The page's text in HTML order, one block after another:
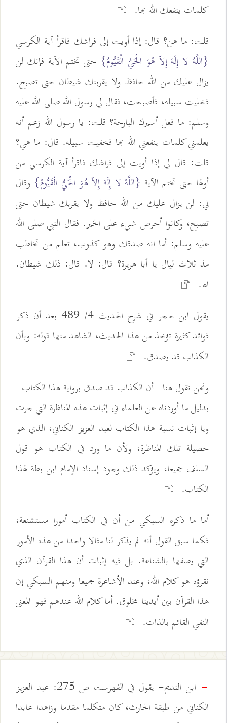
كلمات ينفعك الله بها.
قلت: ما هن؟ قال: إذا أويت إلى فراشك فاقرأ آية الكرسي
{اللَّهُ لا إِلَهَ إِلاّ هُوَ الْحَيُّ الْقَيُّومُ} حتى تختم الآية فإنك لن
يزال عليك من الله حافظ ولا يقربنك شيطان حتى تصبح.
فخليت سبيله، فأصبحت، فقال لي رسول الله صلى الله عليه
وسلم: ما فعل أسيرك البارحة؟ قلت: يا رسول الله زعم أنه
يعلمني كلمات ينفعني الله بها فخفيت سبيله. قال: ما هي؟
قلت: قال لي إذا أويت إلى فراشك فاقرأ آية الكرسي من
أولها حتى تختم الآية {اللَّهُ لا إِلَهَ إِلاّ هُوَ الْحَيُّ الْقَيُّومُ} وقال
لي: لن يزال عليك من الله حافظ ولا يقربك شيطان حتى
تصبح، وكانوا أحرص شيء على الخير. فقال النبي صلى الله
عليه وسلم: أما انه صدقك وهو كذوب، تعلم من تخاطب
مذ ثلاث ليال يا أبا هريرة؟ قال: لا. قال: ذلك شيطان.
اهـ.
يقول ابن حجر في شرح الحديث 4/ 489 بعد أن ذكر
فوائد كثيرة تؤخذ من هذا الحديث، الشاهد منها قوله: وبأن
الكذاب قد يصدق.
ونحن نقول هنا- أن الكذاب قد صدق برواية هذا الكتاب-
بدليل ما أوردناه عن العلماء في إثبات هذه المناظرة التي جرت
ويا إثبات نسبة هذا الكتاب لعبد العزيز الكناني، الذي هو
حصيلة تلك المناظرة، ولأن ما ورد في الكتاب هو قول
السلف جميعا، ويؤكد ذلك وجود إسناد الإمام ابن بطة لهذا
الكتاب.
أما ما ذكره السبكي من أن في الكتاب أمورا مستشنعة،
فكما سبق القول أنه لم يذكر لنا مثالا واحدا من هذه الأمور
التي يصفها بالشناعة. بل فيه إثبات أن هذا القرآن الذي
نقرؤه هو كلام الله، وعند الأشاعرة جميعا ومنهم السبكي إن
هذا القرآن بين أيدينا مخلوق. أما كلام الله عندهم فهو المعنى
النفي القائم بالذات.
-
ابن النديم- يقول في الفهرست ص 275: عبد العزيز
الكناني من طبقة الحارث، كان متكلما مقدما وزاهدا عابدا